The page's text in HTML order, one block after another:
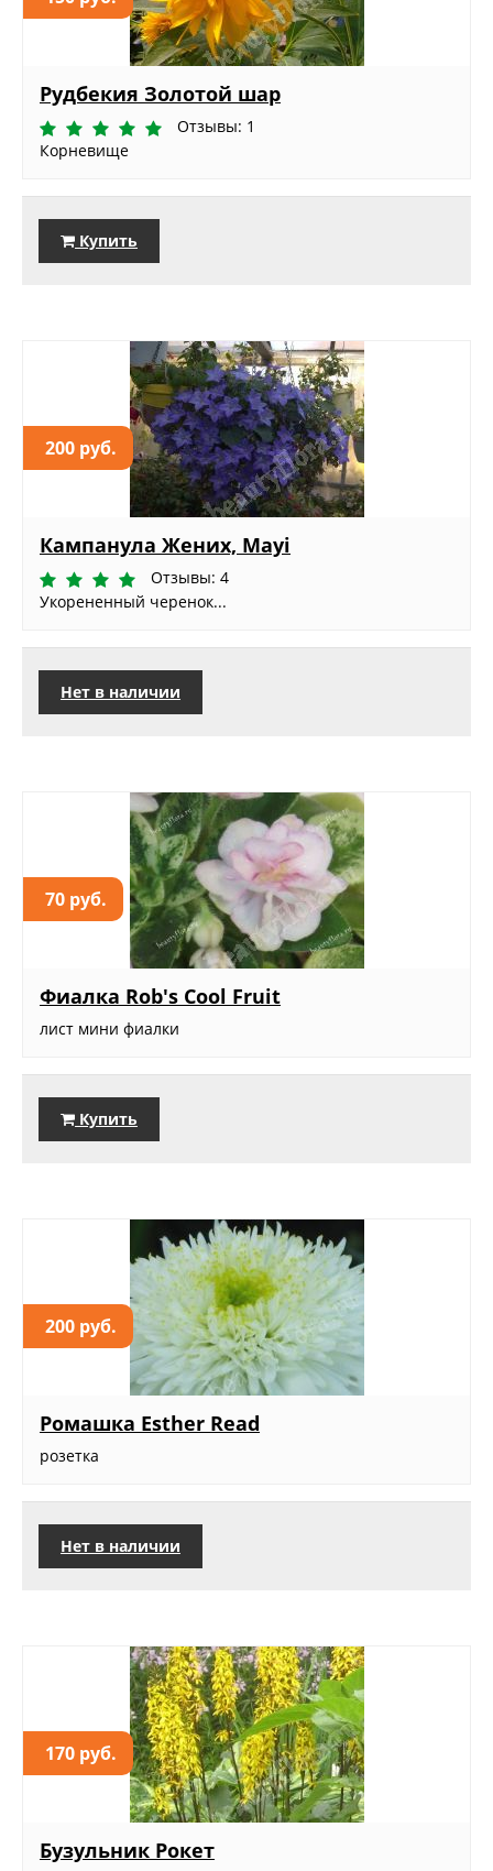
Рудбекия Золотой шар
Отзывы: 1
Корневище
Купить
200 руб.
Кампанула Жених, Mayi
Отзывы: 4
Укорененный черенок...
Нет в наличии
70 руб.
Фиалка Rob's Cool Fruit
лист мини фиалки
Купить
200 руб.
Ромашка Esther Read
розетка
Нет в наличии
170 руб.
Бузульник Рокет